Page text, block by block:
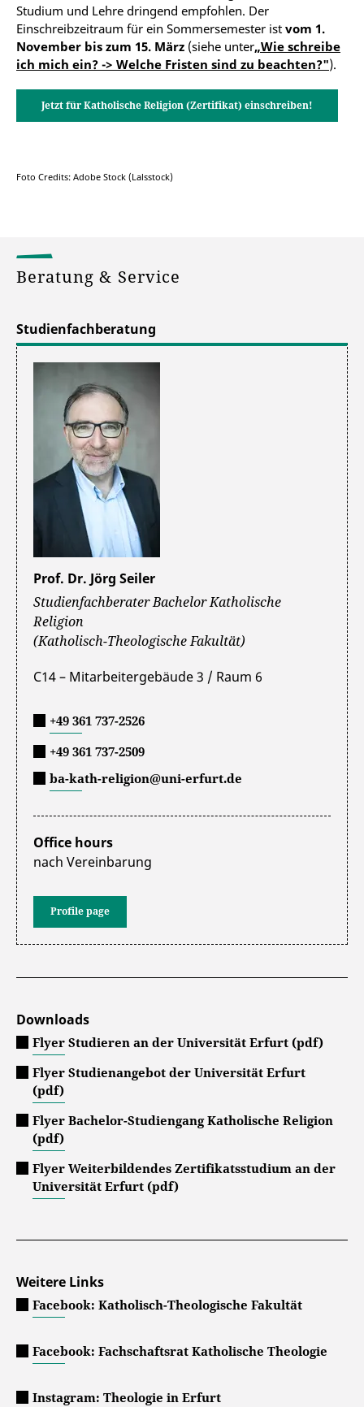
Studium und Lehre dringend empfohlen. Der
Einschreibzeitraum für ein Sommersemester ist vom 1.
November bis zum 15. März (siehe unter„Wie schreibe
ich mich ein? -> Welche Fristen sind zu beachten?").
Jetzt für Katholische Religion (Zertifikat) einschreiben!
Foto Credits: Adobe Stock (Lalsstock)
Beratung & Service
Studienfachberatung
Prof. Dr. Jörg Seiler
Studienfachberater Bachelor Katholische
Religion
(Katholisch-Theologische Fakultät)
C14 – Mitarbeitergebäude 3 / Raum 6
+49 361 737-2526
+49 361 737-2509
ba-kath-religion@uni-erfurt.de
Office hours
nach Vereinbarung
Profile page
Downloads
Flyer Studieren an der Universität Erfurt (pdf)
Flyer Studienangebot der Universität Erfurt
(pdf)
Flyer Bachelor-Studiengang Katholische Religion
(pdf)
Flyer Weiterbildendes Zertifikatsstudium an der
Universität Erfurt (pdf)
Weitere Links
Facebook: Katholisch-Theologische Fakultät
Facebook: Fachschaftsrat Katholische Theologie
Instagram: Theologie in Erfurt